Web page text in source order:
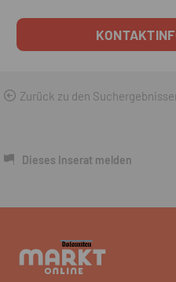
Zurück zu den
Dieses Inserat melden